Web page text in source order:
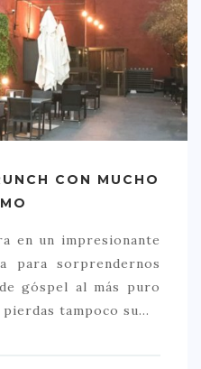
CON MUCHO
en un impresionante
para sorprendernos
góspel al más puro
tampoco su…